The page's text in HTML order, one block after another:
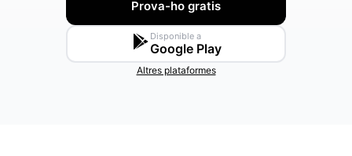
Prova-ho gratis
Disponible a
Google Play
Altres plataformes